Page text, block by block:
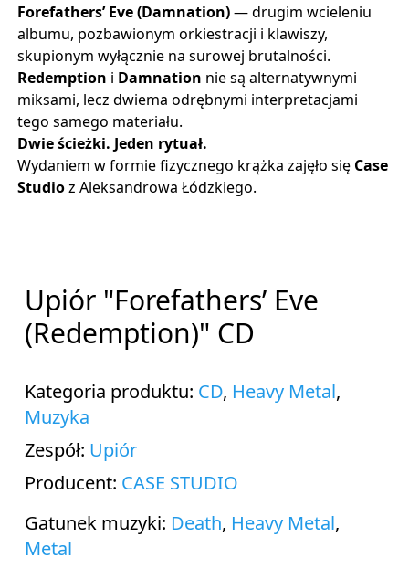
Forefathers’ Eve (Damnation) — drugim wcieleniu
albumu, pozbawionym orkiestracji i klawiszy,
skupionym wyłącznie na surowej brutalności.
Redemption i Damnation nie są alternatywnymi
miksami, lecz dwiema odrębnymi interpretacjami
tego samego materiału.
Dwie ścieżki. Jeden rytuał.
Wydaniem w formie fizycznego krążka zajęło się Case
Studioz Aleksandrowa Łódzkiego.
Upiór "Forefathers’ Eve
(Redemption)" CD
Kategoria produktu: CD, Heavy Metal,
Muzyka
Zespół: Upiór
Producent: CASE STUDIO
Gatunek muzyki: Death, Heavy Metal,
Metal